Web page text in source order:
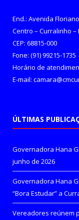
End.: Avenida
Centro – Curralinho –
CEP: 68815-000
Fone: (91) 99215-1735
Horário de
E-mail:
ÚLTIMAS
Governadora Hana
junho de 2026
Governadora Hana
“Bora Estudar” a
Vereadores reúnem